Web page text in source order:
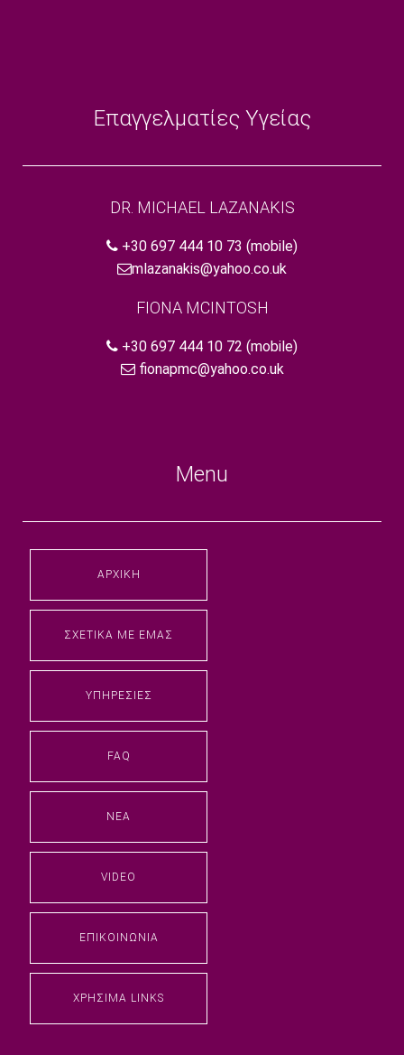
Επαγγελματίες Υγείας
DR. MICHAEL LAZANAKIS
+30 697 444 10 73 (mobile)
mlazanakis@yahoo.co.uk
FIONA MCINTOSH
+30 697 444 10 72 (mobile)
fionapmc@yahoo.co.uk
Menu
ΑΡΧΙΚΉ
ΣΧΕΤΙΚΆ ΜΕ ΕΜΆΣ
ΥΠΗΡΕΣΊΕΣ
FAQ
ΝΈΑ
VIDEO
ΕΠΙΚΟΙΝΩΝΊΑ
ΧΡΉΣΙΜΑ LINKS